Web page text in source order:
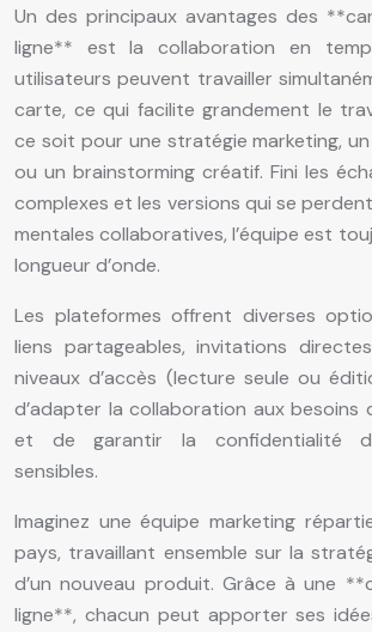
Un des principaux avantages des
ligne** est la collaboration en
utilisateurs peuvent travailler
carte, ce qui facilite grandement le
ce soit pour une stratégie marketing,
ou un brainstorming créatif. Fini les
complexes et les versions qui se
mentales collaboratives, l’équipe est
longueur d’onde.
Les plateformes offrent diverses
liens partageables, invitations
niveaux d’accès (lecture seule ou
d’adapter la collaboration aux besoins
et de garantir la confidentialité
sensibles.
Imaginez une équipe marketing
pays, travaillant ensemble sur la
d’un nouveau produit. Grâce à une
ligne**, chacun peut apporter ses